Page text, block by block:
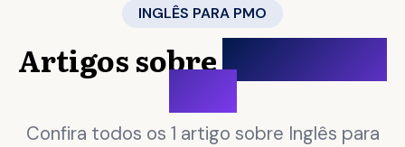
INGLÊS PARA PMO
Artigos sobreInglês para
Confira todos os 1 artigo sobre Inglês para